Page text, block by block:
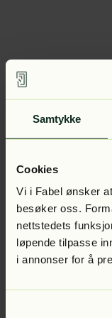
Samtykke
Cookies
Vi i Fabel ønsker
besøker oss.
nettstedets
løpende tilpasse
i annonser for å